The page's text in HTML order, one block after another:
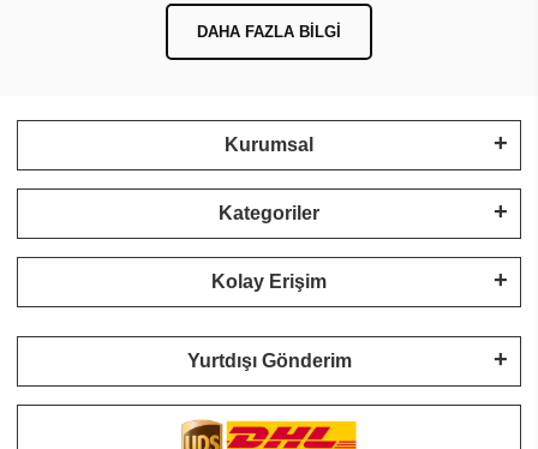
DAHA FAZLA BILGI
Kurumsal
Kategoriler
Kolay Erişim
Yurtdışı Gönderim